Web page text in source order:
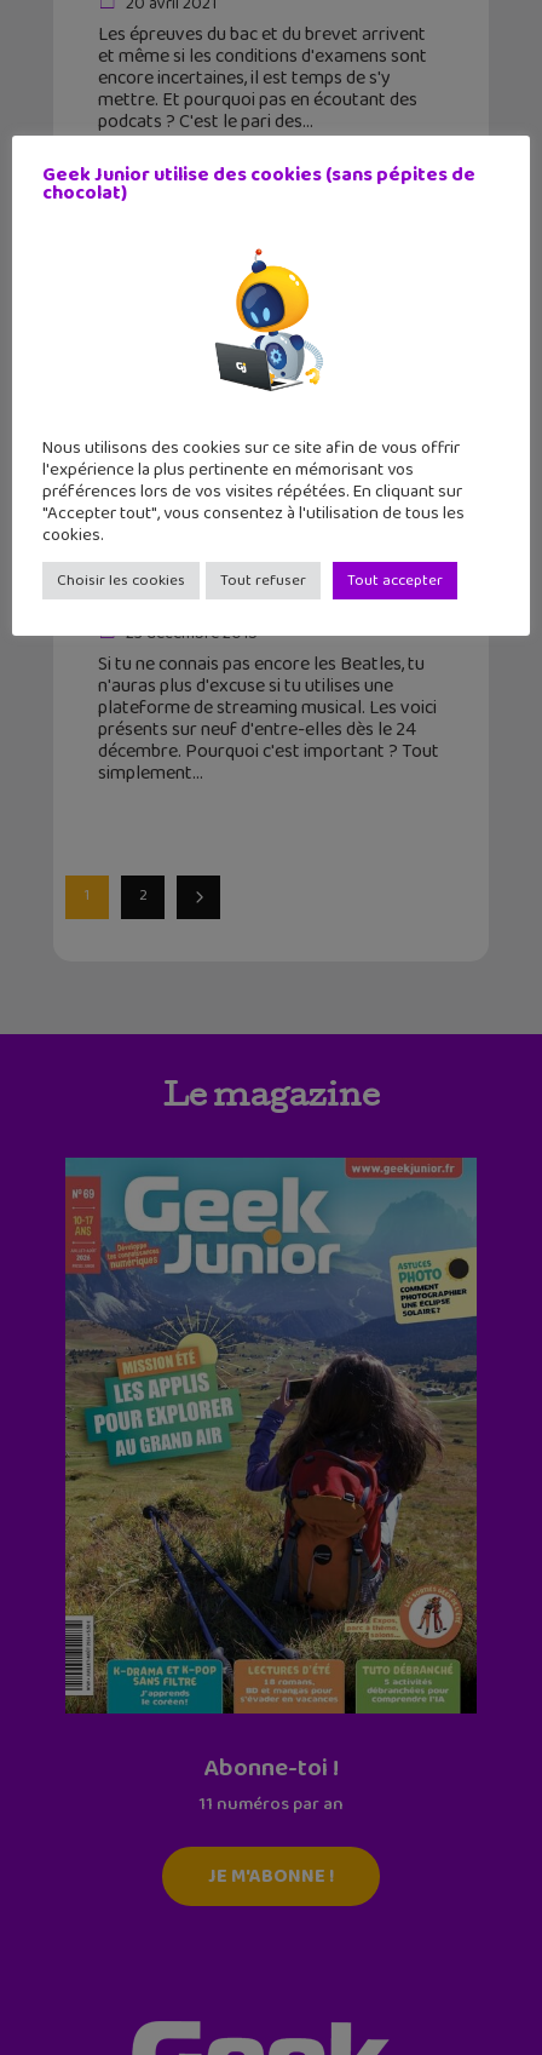
Les épreuves du bac et du brevet arrivent
et même si les conditions d'examens sont
encore incertaines, il est temps de s'y
mettre. Et pourquoi pas en écoutant des
podcats ? C'est le pari des
The Beatles disponibles en
streaming sur Spotify, Deezer, Apple
Music !
23 décembre 2015
Si tu ne connais pas encore les Beatles, tu
n'auras plus d'excuse si tu utilises une
plateforme de streaming musical. Les voici
présents sur neuf d'entre-elles dès le 24
décembre. Pourquoi c'est important ? Tout
simplement
1 2
Le magazine
Abonne-toi !
11 numéros par an
JE M'ABONNE !
Geek Junior utilise des cookies (sans pépites de
chocolat)
Nous utilisons des cookies sur ce site afin de vous offrir
l'expérience la plus pertinente en mémorisant vos
préférences lors de vos visites répétées. En cliquant sur
"Accepter tout", vous consentez à l'utilisation de tous les
cookies.
Choisir les cookies Tout refuser Tout accepter